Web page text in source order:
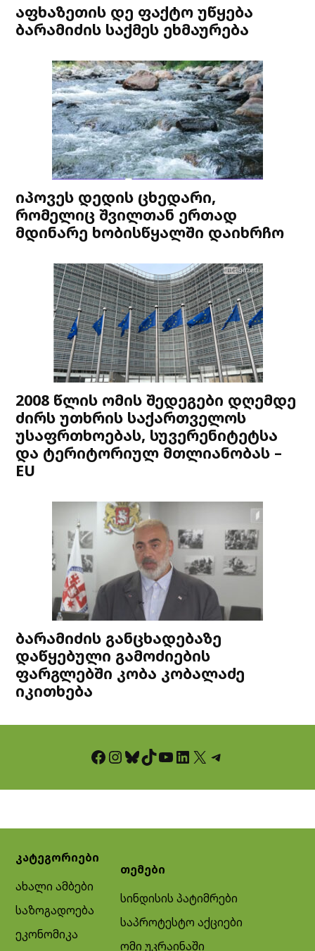
აფხაზეთის დე ფაქტო უწყება
ბარამიძის საქმეს ეხმაურება
იპოვეს დედის ცხედარი,
რომელიც შვილთან ერთად
მდინარე ხობისწყალში დაიხრჩო
2008 წლის ომის შედეგები დღემდე
ძირს უთხრის საქართველოს
უსაფრთხოებას, სუვერენიტეტსა
და ტერიტორიულ მთლიანობას –
EU
ბარამიძის განცხადებაზე
დაწყებული გამოძიების
ფარგლებში კობა კობალაძე
იკითხება
Facebook InstagramBluesky TikTok YouTube LinkedIn X Telegram
კატეგორიები
ახალი ამბები
საზოგადოება
ეკონომიკა
თემები
სინდისის პატიმრები
საპროტესტო აქციები
ომი უკრაინაში